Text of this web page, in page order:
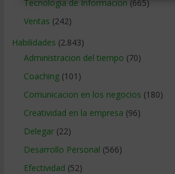
Tecnologia de Informacion(665)
Ventas (242)
Habilidades (2.843)
Administracion del tiempo (70)
Coaching(101)
Comunicacion en los negocios (180)
Creatividad en la empresa (96)
Delegar(22)
Desarrollo Personal (566)
Efectividad (52)